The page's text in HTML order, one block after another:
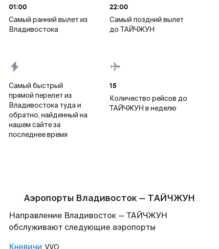
01:00
Самый ранний вылет из
Владивостока
22:00
Самый поздний вылет
до ТАЙЧЖУН
Самый быстрый
прямой перелет из
Владивостока туда и
обратно, найденный на
нашем сайте за
последнее время
15
Количество рейсов до
ТАЙЧЖУН в неделю
Аэропорты Владивосток — ТАЙЧЖУН
Направление Владивосток — ТАЙЧЖУН
обслуживают следующие аэропорты
Кневичи VVO